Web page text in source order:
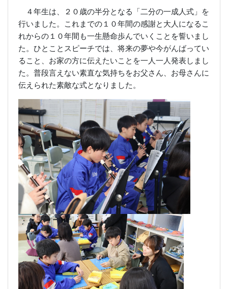
４年生は、２０歳の半分となる「二分の一成人式」を
行いました。これまでの１０年間の感謝と大人になるこ
れからの１０年間も一生懸命歩んでいくことを誓いまし
た。ひとことスピーチでは、将来の夢や今がんばってい
ること、お家の方に伝えたいことを一人一人発表しまし
た。普段言えない素直な気持ちをお父さん、お母さんに
伝えられた素敵な式となりました。